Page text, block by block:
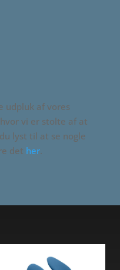
udpluk af vores
vi er stolte af at
lyst til at se nogle
det her.